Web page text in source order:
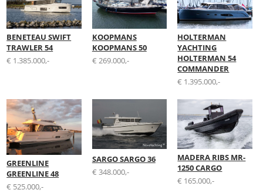
BENETEAU SWIFT
TRAWLER 54
€ 1.385.000,-
KOOPMANS
KOOPMANS 50
€ 269.000,-
HOLTERMAN
YACHTING
HOLTERMAN 54
COMMANDER
€ 1.395.000,-
GREENLINE
GREENLINE 48
€ 525.000,-
SARGO SARGO 36
€ 348.000,-
MADERA RIBS MR-
1250 CARGO
€ 165.000,-